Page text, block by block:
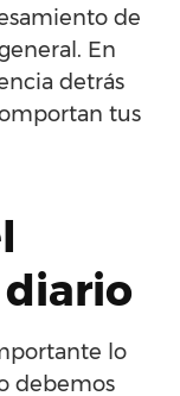
de
En
detrás
tus
lo
debemos